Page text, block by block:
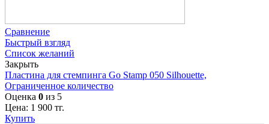
Сравнение
Быстрый взгляд
Список желаний
Закрыть
Пластина для стемпинга Go Stamp 050 Silhouette,
Ограниченное количество
Оценка 0 из 5
Цена: 1 900 тг.
Купить